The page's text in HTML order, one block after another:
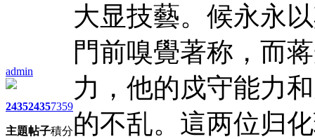
admin
2435
主題
2435
帖子
7359
積分
大显技藝。候永永
門前嗅覺著称，而
力，他的戍守能力
的不乱。這两位归